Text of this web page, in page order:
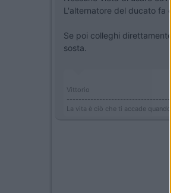
L'alternatore del ducato fa
Se poi colleghi direttamente
sosta.
Vittorio
--------------------------------------
La vita è ciò che ti accade quando sei